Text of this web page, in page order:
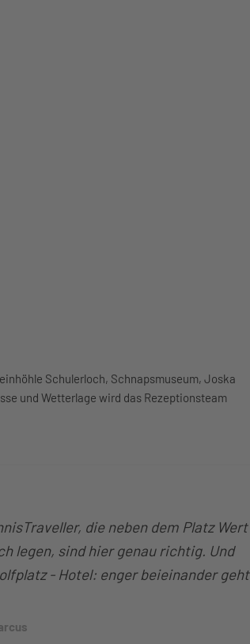
Schulerloch, Schnapsmuseum, Joska
und Wetterlage wird das Rezeptionsteam
die neben dem Platz Wert
legen, sind hier genau richtig. Und
- Hotel: enger beieinander geht